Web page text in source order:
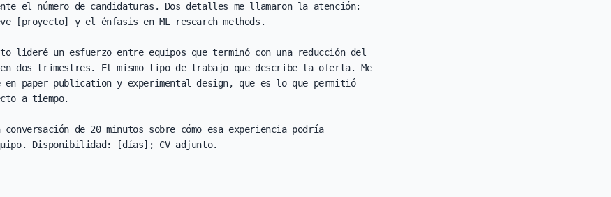
el número de candidaturas. Dos detalles me llamaron la atención:
[proyecto] y el énfasis en ML research methods.
lideré un esfuerzo entre equipos que terminó con una reducción del
dos trimestres. El mismo tipo de trabajo que describe la oferta. Me
en paper publication y experimental design, que es lo que permitió
a tiempo.
conversación de 20 minutos sobre cómo esa experiencia podría
Disponibilidad: [días]; CV adjunto.